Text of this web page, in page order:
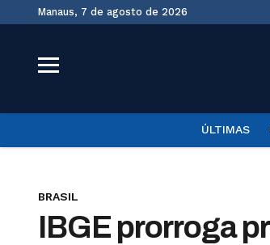
Manaus, 7 de agosto de 2026
ÚLTIMAS
BRASIL
IBGE prorroga